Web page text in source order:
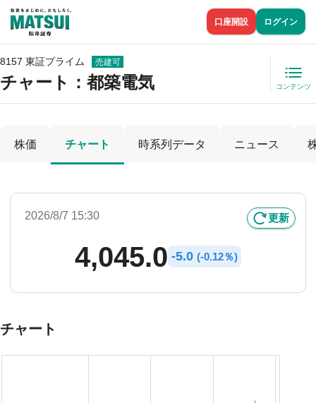
口座開設 ログイン
8157 東証プライム 売建可
チャート： 都築電気 コンテンツ
株価 チャート 時系列データ ニュース
2026/8/7 15:30 更新
4,045.0 -5.0 (-0.12％)
チャート